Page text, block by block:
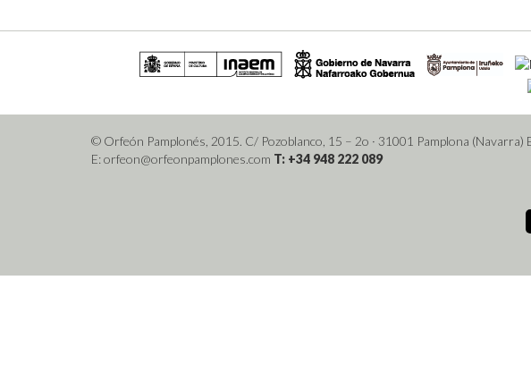
© Orfeón Pamplonés, 2015. C/ Pozoblanco, 15 – 2o · 31001 Pamplona (Navarra)
E: orfeon@orfeonpamplones.com T: +34 948 222 089